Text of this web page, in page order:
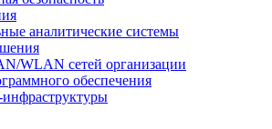
аналитические системы
WLAN сетей организации
обеспечения